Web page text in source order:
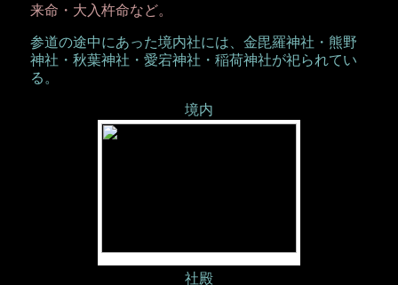
来命・大入杵命など。
参道の途中にあった境内社には、金毘羅神社・熊野
神社・秋葉神社・愛宕神社・稲荷神社が祀られてい
る。
境内
社殿